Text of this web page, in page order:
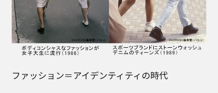
ファッション＝アイデンティティの時代